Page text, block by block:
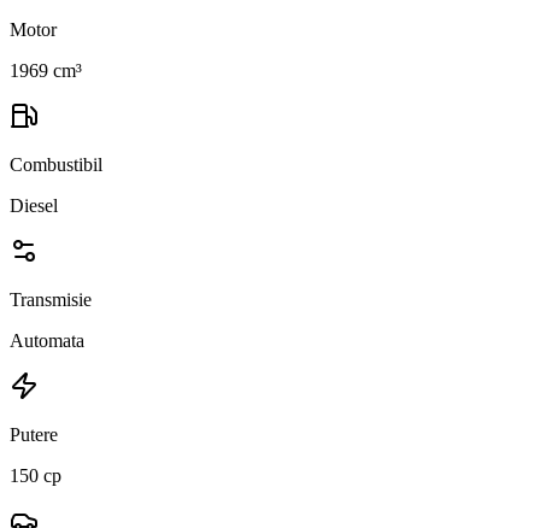
Motor
1969 cm³
Combustibil
Diesel
Transmisie
Automata
Putere
150 cp